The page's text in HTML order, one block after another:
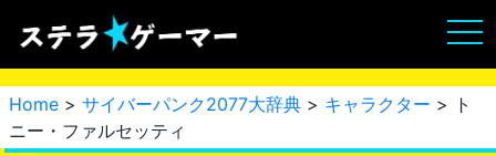
Home > サイバーパンク2077大辞典 > キャラクター > ト
ニー・ファルセッティ